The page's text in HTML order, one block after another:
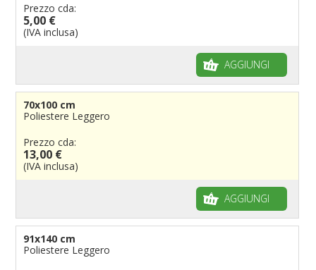
Prezzo cda:
5,00 €
(IVA inclusa)
AGGIUNGI
70x100 cm
Poliestere Leggero
Prezzo cda:
13,00 €
(IVA inclusa)
AGGIUNGI
91x140 cm
Poliestere Leggero